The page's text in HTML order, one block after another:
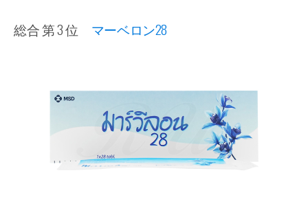
総合 第 3 位 マーベロン28